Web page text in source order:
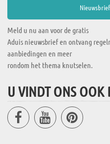
Meld u nu aan voor de gratis
Aduis nieuwsbrief en ontvang
aanbiedingen en meer
rondom het thema knutselen.
U VINDT ONS OOK